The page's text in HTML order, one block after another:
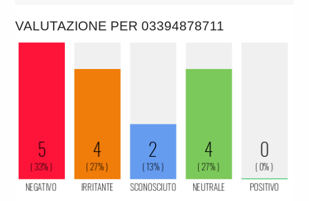
VALUTAZIONE PER 03394878711